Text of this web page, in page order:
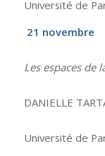
Université de
21 novembre
Les espaces de
DANIELLE
Université de